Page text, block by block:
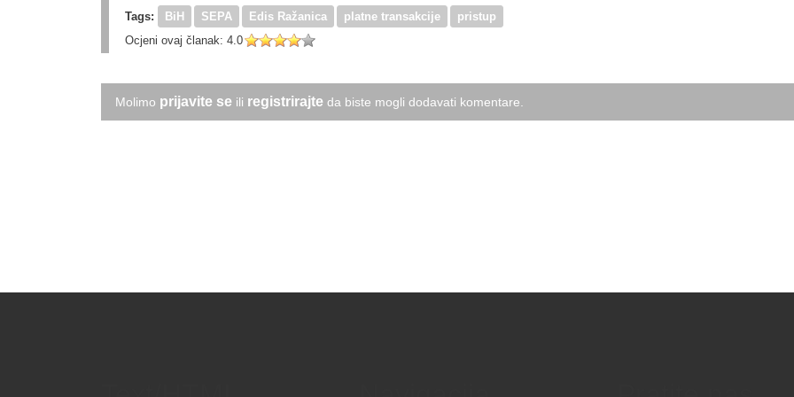
Tags:
BiH SEPA Edis Ražanica platne transakcije
pristup
Ocjeni ovaj članak: 4.0
Molimo prijavite se ili registrirajte da biste mogli dodavati komentare.